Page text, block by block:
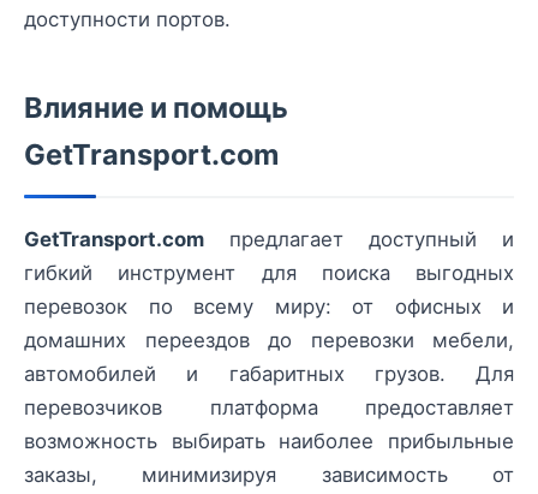
доступности портов.
Влияние и помощь
GetTransport.com
GetTransport.com предлагает доступный и
гибкий инструмент для поиска выгодных
перевозок по всему миру: от офисных и
домашних переездов до перевозки мебели,
автомобилей и габаритных грузов. Для
перевозчиков платформа предоставляет
возможность выбирать наиболее прибыльные
заказы, минимизируя зависимость от